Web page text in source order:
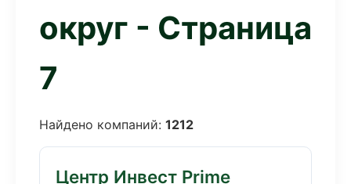
округ - Страница
7
Найдено компаний: 1212
Центр Инвест Prime